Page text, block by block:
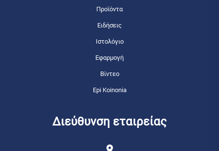
Προϊόντα
Ειδήσεις
Ιστολόγιο
Εφαρμογή
Βίντεο
Epi Koinonia
Διεύθυνση εταιρείας